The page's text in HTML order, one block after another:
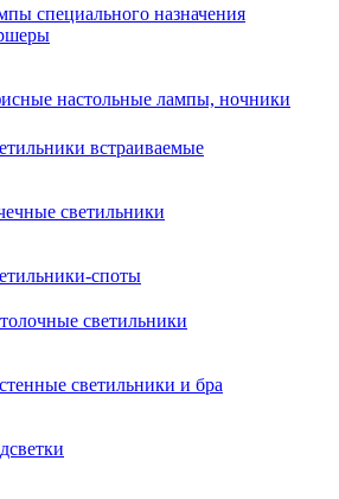
специального назначения
настольные лампы, ночники
встраиваемые
светильники
споты
светильники
светильники и бра